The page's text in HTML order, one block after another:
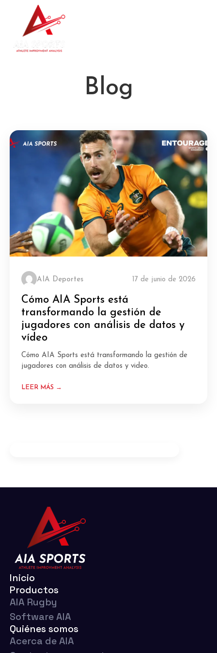
Blog
AIA Deportes 17 de junio de 2026
Cómo AIA Sports está
transformando la gestión de
jugadores con análisis de datos y
vídeo
Cómo AIA Sports está transformando la gestión de
jugadores con análisis de datos y video.
LEER MÁS →
Inicio
Productos
AIA Rugby
Software AIA
Quiénes somos
Acerca de AIA